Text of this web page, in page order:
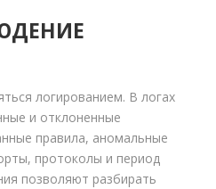
логированием. В логах
и отклоненные
правила, аномальные
протоколы и период
позволяют разбирать